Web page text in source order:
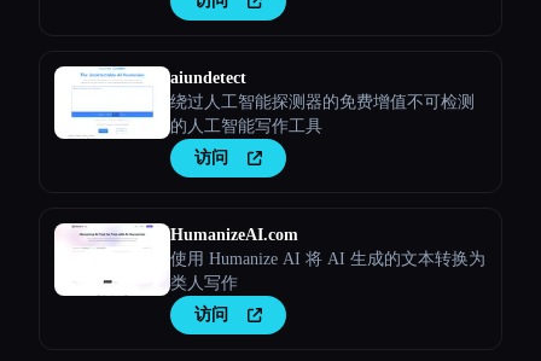
aiundetect
绕过人工智能探测器的免费增值不可检测
的人工智能写作工具
访问
HumanizeAI.com
使用 Humanize AI 将 AI 生成的文本转换为
类人写作
访问